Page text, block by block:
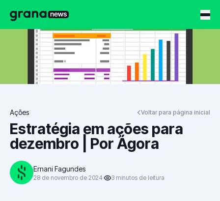
Grana News
Ações Voltar para página inicial
Estratégia em ações para
dezembro | Por Ágora
Ernani Fagundes
28 de novembro de 2024 3 minutos de leitura